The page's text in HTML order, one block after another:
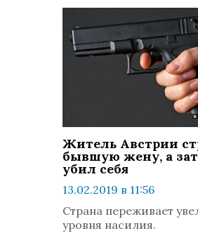
Житель Австрии
бывшую жену, а
убил себя
13.02.2019 в 11:56
комментариев: 0
Страна переживает
уровня насилия.